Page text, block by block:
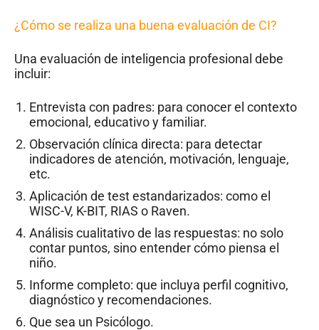
¿Cómo se realiza una buena evaluación de CI?
Una evaluación de inteligencia profesional debe
incluir:
Entrevista con padres: para conocer el contexto
emocional, educativo y familiar.
Observación clínica directa: para detectar
indicadores de atención, motivación, lenguaje,
etc.
Aplicación de test estandarizados: como el
WISC-V, K-BIT, RIAS o Raven.
Análisis cualitativo de las respuestas: no solo
contar puntos, sino entender cómo piensa el
niño.
Informe completo: que incluya perfil cognitivo,
diagnóstico y recomendaciones.
Que sea un Psicólogo.